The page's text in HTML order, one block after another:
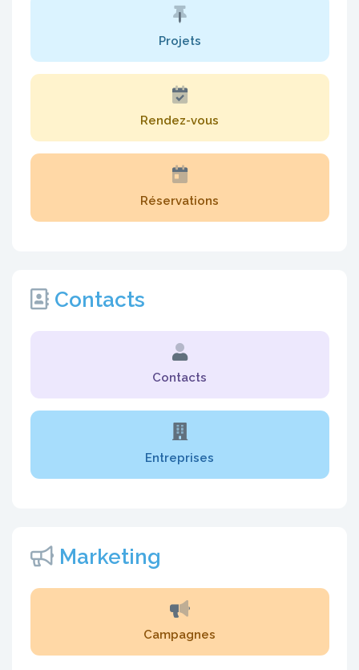
Projets
Rendez-vous
Réservations
Contacts
Contacts
Entreprises
Marketing
Campagnes